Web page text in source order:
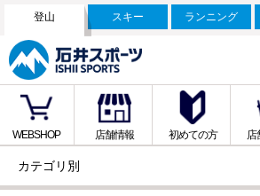
登山 スキー ランニング
WEBSHOP 店舗情報 初めての方 店
カテゴリ別